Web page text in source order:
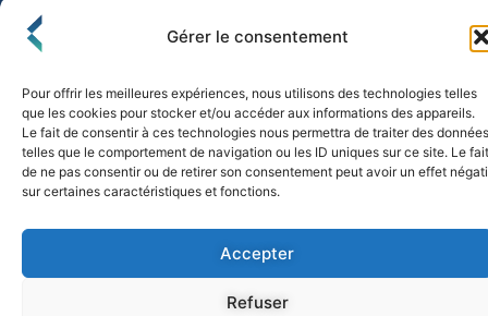
Gérer le consentement
Pour offrir les meilleures expériences, nous utilisons des technologies telles
que les cookies pour stocker et/ou accéder aux informations des appareils.
Le fait de consentir à ces technologies nous permettra de traiter des données
telles que le comportement de navigation ou les ID uniques sur ce site. Le fait
de ne pas consentir ou de retirer son consentement peut avoir un effet
sur certaines caractéristiques et fonctions.
Accepter
Refuser
Politique de Confidentialité et de CookiesExpédition et Livraison
© 2026 FLO & CO. All Rights Reserved